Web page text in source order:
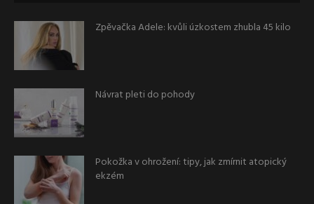
Zpěvačka Adele: kvůli úzkostem zhubla 45 kilo
Návrat pleti do pohody
Pokožka v ohrožení: tipy, jak zmírnit atopický
ekzém